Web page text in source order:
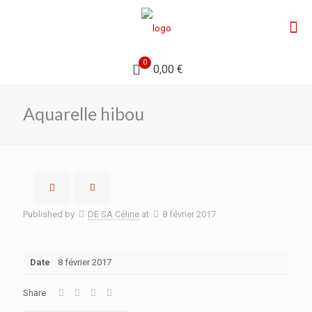
0
0,00 €
Aquarelle hibou
Published by DE SA Céline at 8 février 2017
Date 8 février 2017
Share